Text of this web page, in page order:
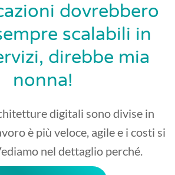
dovrebbero
scalabili in
direbbe mia
nonna!
digitali sono divise in
è più veloce, agile e i costi si
nel dettaglio perché.